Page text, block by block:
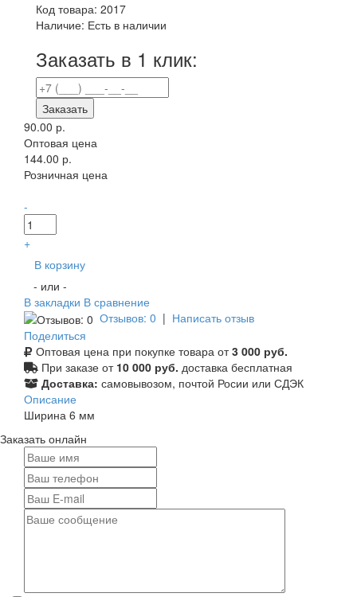
Код товара: 2017
Наличие: Есть в наличии
Заказать в 1 клик:
Заказать
90.00 р.
Оптовая цена
144.00 р.
Розничная цена
-
+
В корзину
- или -
В закладки В сравнение
Отзывов: 0 | Написать отзыв
Поделиться
Оптовая цена при покупке товара от3 000 руб.
При заказе от 10 000 руб. доставка бесплатная
Доставка: самовывозом, почтой Росии или СДЭК
Описание
Ширина 6 мм
Заказать онлайн